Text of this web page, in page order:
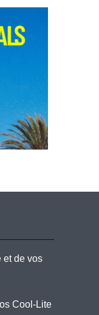
et de vos
Cool-Lite